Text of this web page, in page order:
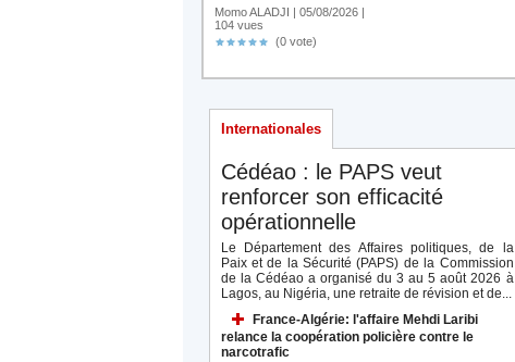
Momo ALADJI | 05/08/2026 |
104 vues
(0 vote)
Internationales
Cédéao : le PAPS veut
renforcer son efficacité
opérationnelle
Le Département des Affaires politiques, de la
Paix et de la Sécurité (PAPS) de la Commission
de la Cédéao a organisé du 3 au 5 août 2026 à
Lagos, au Nigéria, une retraite de révision et de...
France-Algérie: l'affaire Mehdi Laribi
relance la coopération policière contre le
narcotrafic